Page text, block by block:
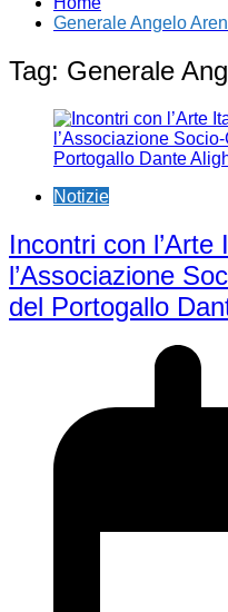
Generale Angelo
Tag: Generale
Notizie
Incontri con l’Arte
l’Associazione
del Portogallo